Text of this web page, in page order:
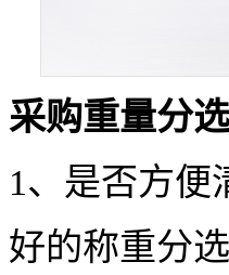
采购重量分
1、是否方便
好的称重分